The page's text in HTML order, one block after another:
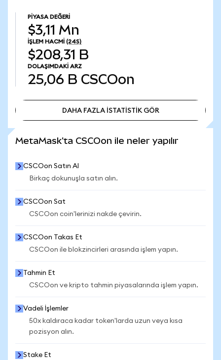
PIYASA DEĞERI
$3,11 Mn
İŞLEM HACMI (24S)
$208,31 B
DOLAŞIMDAKI ARZ
25,06 B CSCOon
DAHA FAZLA İSTATİSTİK GÖR
MetaMask'ta CSCOon ile neler yapılır
CSCOon Satın Al
Birkaç dokunuşla satın alın.
CSCOon Sat
CSCOon coin'lerinizi nakde çevirin.
CSCOon Takas Et
CSCOon ile blokzincirleri arasında işlem yapın.
Tahmin Et
CSCOon ve kripto tahmin piyasalarında işlem yapın.
Vadeli İşlemler
50x kaldıraca kadar token'larda uzun veya kısa
pozisyon alın.
Stake Et